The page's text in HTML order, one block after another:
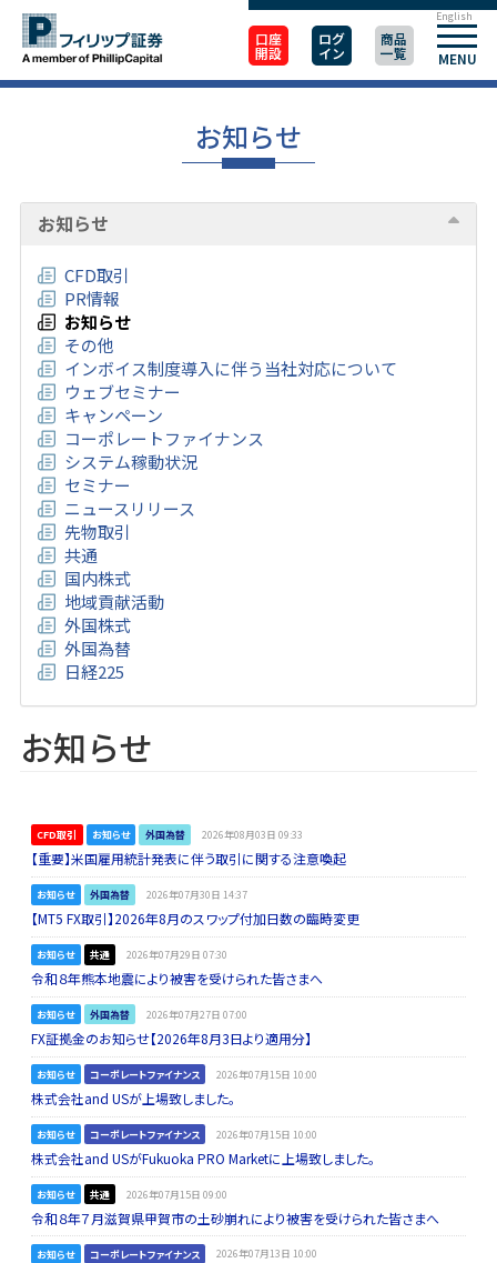
口座
開設
ログ
イン
商品
一覧 MENU
English
お知らせ
お知らせ
CFD取引
PR情報
お知らせ
その他
インボイス制度導入に伴う当社対応について
ウェブセミナー
キャンペーン
コーポレートファイナンス
システム稼動状況
セミナー
ニュースリリース
先物取引
共通
国内株式
地域貢献活動
外国株式
外国為替
日経225
お知らせ
CFD取引 お知らせ 外国為替 2026年08月03日 09:33
【重要】米国雇用統計発表に伴う取引に関する注意喚起
お知らせ 外国為替 2026年07月30日 14:37
【MT5 FX取引】2026年8月のスワップ付加日数の臨時変更
お知らせ 共通 2026年07月29日 07:30
令和８年熊本地震により被害を受けられた皆さまへ
お知らせ 外国為替 2026年07月27日 07:00
FX証拠金のお知らせ【2026年8月3日より適用分】
お知らせ コーポレートファイナンス 2026年07月15日 10:00
株式会社and USが上場致しました。
お知らせ コーポレートファイナンス 2026年07月15日 10:00
株式会社and USがFukuoka PRO Marketに上場致しました。
お知らせ 共通 2026年07月15日 09:00
令和８年７月滋賀県甲賀市の土砂崩れにより被害を受けられた皆さまへ
お知らせ コーポレートファイナンス 2026年07月13日 10:00